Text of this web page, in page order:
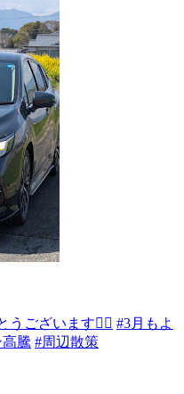
うございます🙇‍♂️ #3月もよ
騰 #周辺散策